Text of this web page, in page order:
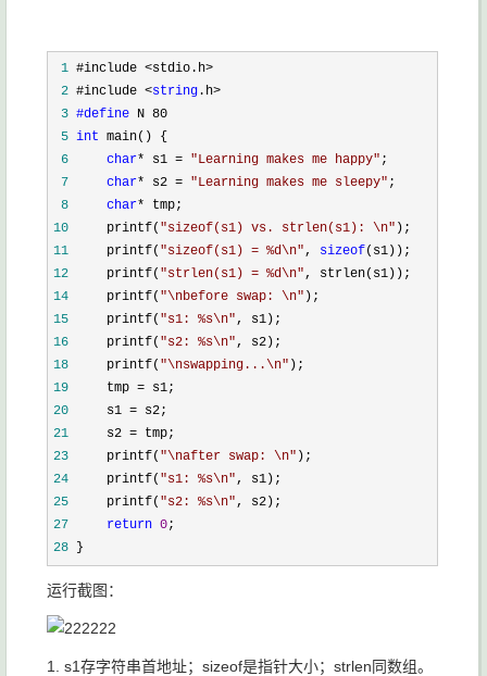
1
2 #include <string
3 #define
5 int
6
char* s1 = "Learning makes me happy"
7
char* s2 = "Learning makes me sleepy"
8
char* tmp;
10
     printf(
"sizeof(s1) vs. strlen(s1): \n"
11
     printf(
"sizeof(s1) = %d\n", sizeof
12
     printf(
"strlen(s1) = %d\n", strlen(s1));
14
     printf(
"\nbefore swap: \n"
15
     printf(
"s1: %s\n"
16
     printf(
"s2: %s\n", s2);
18
     printf(
"\nswapping...\n"
19
     tmp =
20
     s1 =
21
     s2 =
tmp;
23
     printf(
"\nafter swap: \n"
24
     printf(
"s1: %s\n"
25
     printf(
"s2: %s\n", s2);
27
return 0
28 }
运行截图：
1. s1存字符串首地址；sizeof是指针大小；strlen同数组。